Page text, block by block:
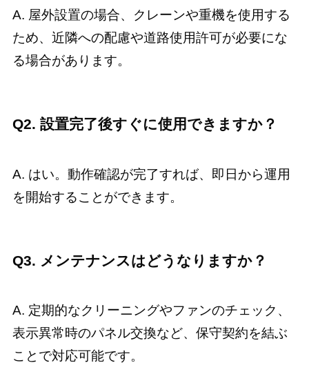
A. 屋外設置の場合、クレーンや重機を使用する
ため、近隣への配慮や道路使用許可が必要にな
る場合があります。
Q2. 設置完了後すぐに使用できますか？
A. はい。動作確認が完了すれば、即日から運用
を開始することができます。
Q3. メンテナンスはどうなりますか？
A. 定期的なクリーニングやファンのチェック、
表示異常時のパネル交換など、保守契約を結ぶ
ことで対応可能です。